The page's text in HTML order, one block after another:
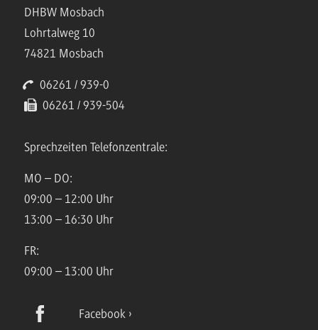
DHBW Mosbach
Lohrtalweg 10
74821 Mosbach
06261 / 939-0
06261 / 939-504
Sprechzeiten Telefonzentrale:
MO – DO:
09:00 – 12:00 Uhr
13:00 – 16:30 Uhr
FR:
09:00 – 13:00 Uhr
Facebook